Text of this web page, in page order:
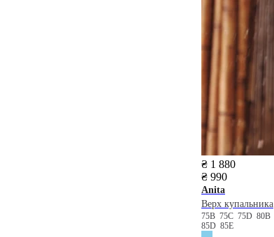
₴ 1 880
₴ 990
Anita
Верх купальника
75B 75C 75D 80B
85D 85E